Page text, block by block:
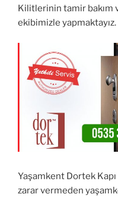
Kilitlerinin tamir bakım
ekibimizle yapmaktayız.
Yaşamkent Dortek
zarar vermeden